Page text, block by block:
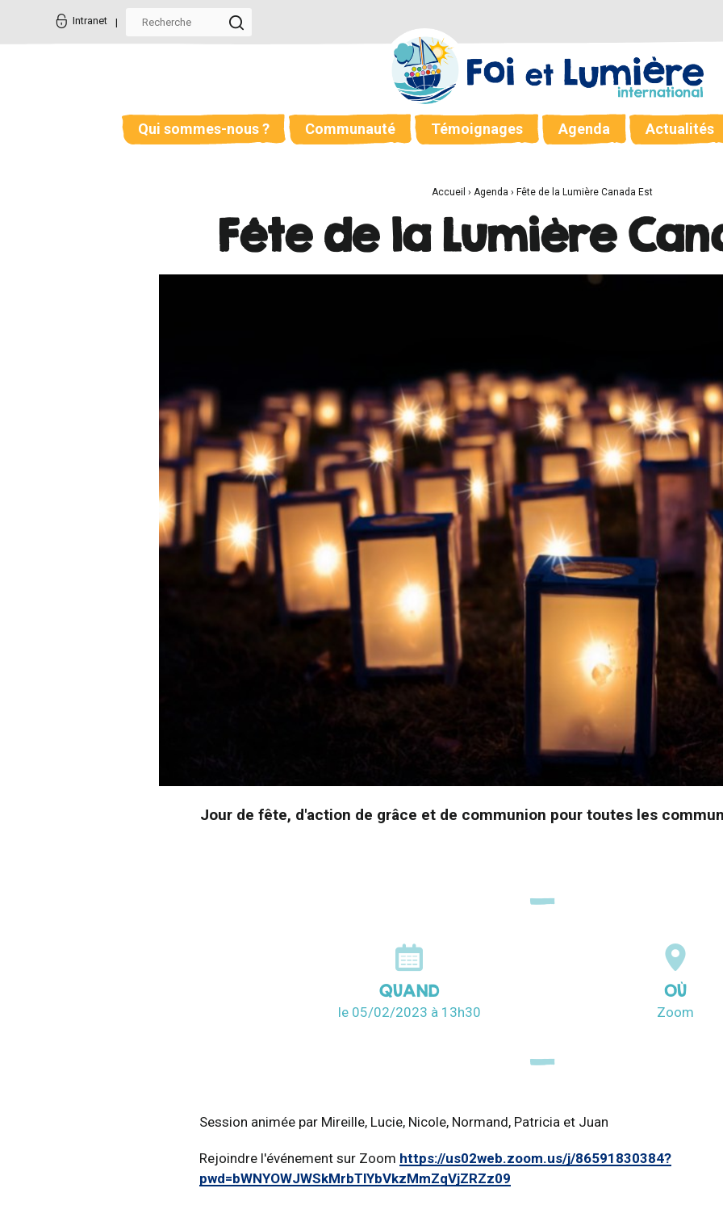
Intranet
Qui sommes-nous ? Communauté Témoignages Agenda Actualités
Accueil › Agenda › Fête de la Lumière Canada Est
Fête de la Lumière
Jour de fête, d'action de grâce et de communion pour toutes les
QUAND
le 05/02/2023 à 13h30
OÙ
Zoom
Session animée par Mireille, Lucie, Nicole, Normand, Patricia et Juan
Rejoindre l'événement sur Zoom https://us02web.zoom.us/j/86591830384?
pwd=bWNYOWJWSkMrbTlYbVkzMmZqVjZRZz09